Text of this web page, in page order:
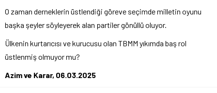
O zaman derneklerin üstlendiği göreve seçimde milletin oyunu
başka şeyler söyleyerek alan partiler gönüllü oluyor.
Ülkenin kurtarıcısı ve kurucusu olan TBMM yıkımda baş rol
üstlenmiş olmuyor mu?
Azim ve Karar, 06.03.2025